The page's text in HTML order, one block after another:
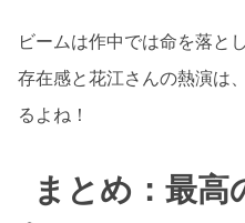
ビームは作中では命を落と
存在感と花江さんの熱演は
るよね！
まとめ：最高